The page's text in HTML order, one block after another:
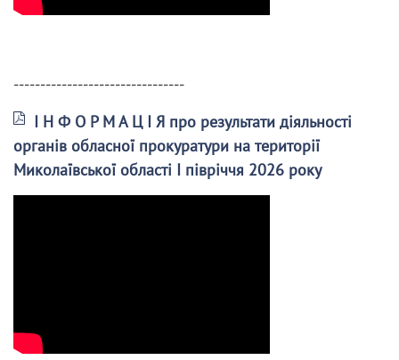
--------------------------------
І Н Ф О Р М А Ц І Я про результати діяльності
органів обласної прокуратури на території
Миколаївської області І півріччя 2026 року